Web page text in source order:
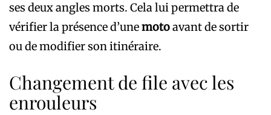
ses deux angles morts. Cela lui permettra de
vérifier la présence d’unemotoavant de sortir
ou de modifier son itinéraire.
Changement de file avec les
enrouleurs